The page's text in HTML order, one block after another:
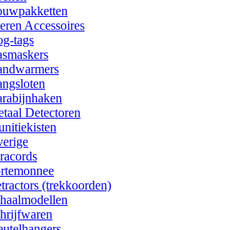
Accessoires
tags
Detectoren
(trekkoorden)